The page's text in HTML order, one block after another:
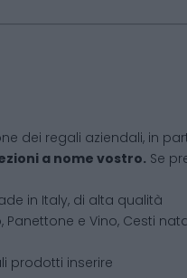
dei regali aziendali, in
a nome vostro. Se
in Italy, di alta qualità
Panettone e Vino, Cesti
prodotti inserire